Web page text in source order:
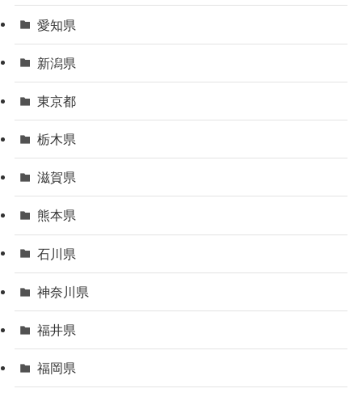
愛知県
新潟県
東京都
栃木県
滋賀県
熊本県
石川県
神奈川県
福井県
福岡県